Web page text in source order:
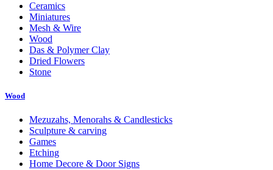
Ceramics
Miniatures
Mesh & Wire
Wood
Das & Polymer Clay
Dried Flowers
Stone
Wood
Mezuzahs, Menorahs & Candlesticks
Sculpture & carving
Games
Etching
Home Decore & Door Signs